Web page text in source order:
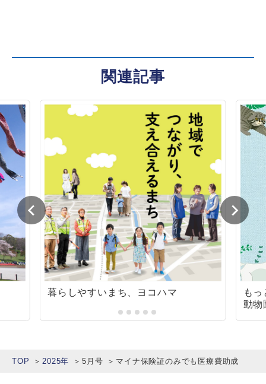
関連記事
暮らしやすいまち、ヨコハマ
も
動物
TOP 2025年 5月号 マイナ保険証のみでも医療費助成